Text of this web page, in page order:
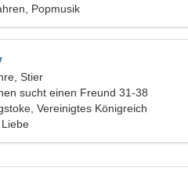
Popmusik
Stier
sucht einen Freund 31-38
Vereinigtes Königreich